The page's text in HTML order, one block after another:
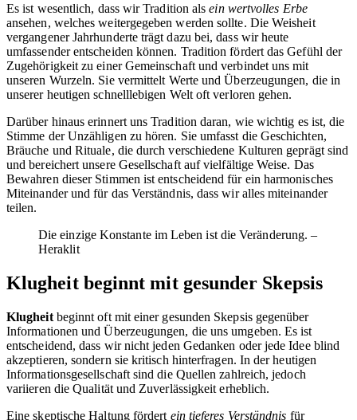
Es ist wesentlich, dass wir Tradition alsein wertvolles Erbe
ansehen, welches weitergegeben werden sollte. Die Weisheit
vergangener Jahrhunderte trägt dazu bei, dass wir heute
umfassender entscheiden können. Tradition fördert das Gefühl der
Zugehörigkeit zu einer Gemeinschaft und verbindet uns mit
unseren Wurzeln. Sie vermittelt Werte und Überzeugungen, die in
unserer heutigen schnelllebigen Welt oft verloren gehen.
Darüber hinaus erinnert uns Tradition daran, wie wichtig es ist, die
Stimme der Unzähligen zu hören. Sie umfasst die Geschichten,
Bräuche und Rituale, die durch verschiedene Kulturen geprägt sind
und bereichert unsere Gesellschaft auf vielfältige Weise. Das
Bewahren dieser Stimmen ist entscheidend für ein harmonisches
Miteinander und für das Verständnis, dass wir alles miteinander
teilen.
Die einzige Konstante im Leben ist die Veränderung. –
Heraklit
Klugheit beginnt mit gesunder Skepsis
Klugheitbeginnt oft mit einer gesunden Skepsis gegenüber
Informationen und Überzeugungen, die uns umgeben. Es ist
entscheidend, dass wir nicht jeden Gedanken oder jede Idee blind
akzeptieren, sondern sie kritisch hinterfragen. In der heutigen
Informationsgesellschaft sind die Quellen zahlreich, jedoch
variieren die Qualität und Zuverlässigkeit erheblich.
Eine skeptische Haltung fördert ein tieferes Verständnis für